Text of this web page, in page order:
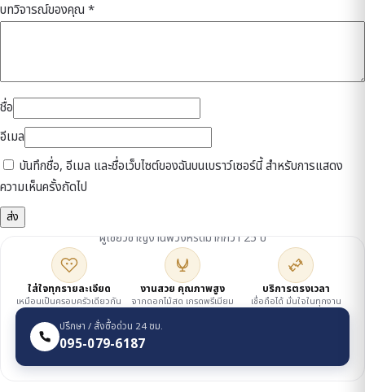
บทวิจารณ์ของคุณ *
ชื่อ
อีเมล
บันทึกชื่อ, อีเมล และชื่อเว็บไซต์ของฉันบนเบราว์เซอร์นี้ สำหรับการแสดง
ความเห็นครั้งถัดไป
ผู้เชี่ยวชาญงานพวงหรีดมากกว่า 25 ปี
ใส่ใจทุกรายละเอียด
เหมือนเป็นครอบครัวเดียวกัน
งานสวย คุณภาพสูง
จากดอกไม้สด เกรดพรีเมียม
บริการตรงเวลา
เชื่อถือได้ มั่นใจในทุกงาน
ปรึกษา / สั่งซื้อด่วน 24 ชม.
095-079-6187